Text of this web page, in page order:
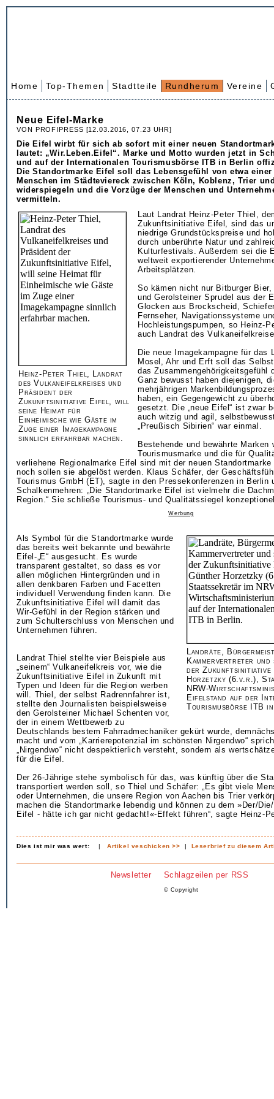
Home Top-Themen Stadtteile Rundherum Vereine
Neue Eifel-Marke
VON PROFIPRESS [12.03.2016, 07.23 UHR]
Die Eifel wirbt für sich ab sofort mit einer neuen
lautet: „Wir.Leben.Eifel“. Marke und Motto wurden jetzt in
und auf der Internationalen Tourismusbörse ITB in Berlin
Die Standortmarke Eifel soll das Lebensgefühl von etwa
Menschen im Städteviereck zwischen Köln, Koblenz, Trier
widerspiegeln und die Vorzüge der Menschen und
vermitteln.
Heinz-Peter Thiel, Landrat
des Vulkaneifelkreises und
Präsident der
Zukunftsinitiative Eifel, will
seine Heimat für
Einheimische wie Gäste im
Zuge einer Imagekampagne
sinnlich erfahrbar machen.
Laut Landrat Heinz-Peter Thiel,
Zukunftsinitiative Eifel, sind das
niedrige Grundstückspreise und
durch unberührte Natur und
Kulturfestivals. Außerdem sei die
weltweit exportierender
Arbeitsplätzen.
So kämen nicht nur Bitburger
und Gerolsteiner Sprudel aus der
Glocken aus Brockscheid,
Fernseher, Navigationssysteme
Hochleistungspumpen, so Heinz-
auch Landrat des
Die neue Imagekampagne für das
Mosel, Ahr und Erft soll das
das Zusammengehörigkeitsgefühl
Ganz bewusst haben diejenigen,
mehrjährigen
haben, ein Gegengewicht zu
gesetzt. Die „neue Eifel“ ist zwar
auch witzig und agil,
„Preußisch Sibirien“ war einmal.
Bestehende und bewährte Marken
Tourismusmarke und die für
verliehene Regionalmarke Eifel sind mit der neuen Standortmarke
noch sollen sie abgelöst werden. Klaus Schäfer, der
Tourismus GmbH (ET), sagte in den Pressekonferenzen in Berlin
Schalkenmehren: „Die Standortmarke Eifel ist vielmehr die
Region.“ Sie schließe Tourismus- und Qualitätssiegel
Werbung
Landräte,
Kammervertreter und
der
Horzetzky (6.v.r.),
NRW-
Eifelstand auf der
Tourismusbörse ITB
Als Symbol für die Standortmarke wurde
das bereits weit bekannte und bewährte
Eifel-„E“ ausgesucht. Es wurde
transparent gestaltet, so dass es vor
allen möglichen Hintergründen und in
allen denkbaren Farben und Facetten
individuell Verwendung finden kann. Die
Zukunftsinitiative Eifel will damit das
Wir-Gefühl in der Region stärken und
zum Schulterschluss von Menschen und
Unternehmen führen.
Landrat Thiel stellte vier Beispiele aus
„seinem“ Vulkaneifelkreis vor, wie die
Zukunftsinitiative Eifel in Zukunft mit
Typen und Ideen für die Region werben
will. Thiel, der selbst Radrennfahrer ist,
stellte den Journalisten beispielsweise
den Gerolsteiner Michael Schenten vor,
der in einem Wettbewerb zu
Deutschlands bestem Fahrradmechaniker gekürt wurde,
macht und vom „Karrierepotenzial im schönsten Nirgendwo“
„Nirgendwo“ nicht despektierlich versteht, sondern als
für die Eifel.
Der 26-Jährige stehe symbolisch für das, was künftig über die
transportiert werden soll, so Thiel und Schäfer: „Es gibt viele
oder Unternehmen, die unsere Region von Aachen bis Trier
machen die Standortmarke lebendig und können zu dem »Der/
Eifel - hätte ich gar nicht gedacht!«-Effekt führen“, sagte Heinz-
Dies ist mir was wert: |Artikel veschicken >> | Leserbrief zu diesem
Newsletter Schlagzeilen per RSS
© Copyright